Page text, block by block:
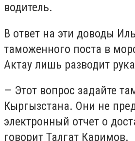
водитель.
В ответ на эти доводы
таможенного поста в
Актау лишь разводит
— Этот вопрос задайте
Кыргызстана. Они не
электронный отчет о
говорит Талгат Каримов.